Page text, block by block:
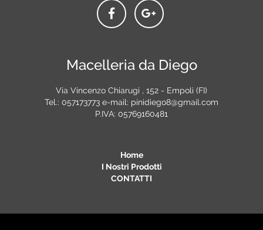
Macelleria da Diego
Via Vincenzo Chiarugi , 152 - Empoli (FI)
Tel.: 057173773 e-mail: pinidiego8@gmail.com
P.IVA: 05769160481
Home
I Nostri Prodotti
CONTATTI